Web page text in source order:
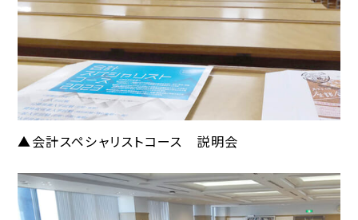
▲会計スペシャリストコース 説明会